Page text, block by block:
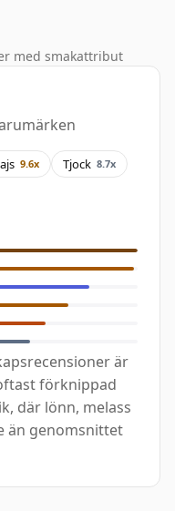
med smakattribut
9.6x Tjock 8.7x
är
förknippad
där lönn, melass
än genomsnittet